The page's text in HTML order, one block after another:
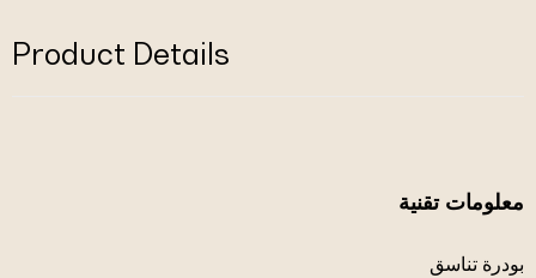
Product Details
معلومات تقنية
بودرة تناسق